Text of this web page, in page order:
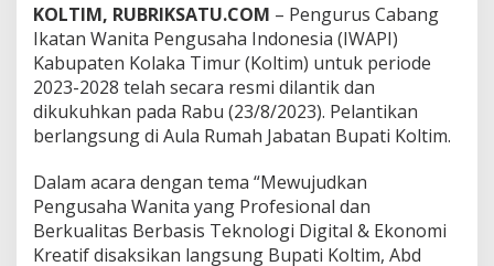
k
u
h
a
n
KOLTIM, RUBRIKSATU.COM – Pengurus Cabang
Ikatan Wanita Pengusaha Indonesia (IWAPI)
Kabupaten Kolaka Timur (Koltim) untuk periode
2023-2028 telah secara resmi dilantik dan
dikukuhkan pada Rabu (23/8/2023). Pelantikan
berlangsung di Aula Rumah Jabatan Bupati Koltim.
Dalam acara dengan tema “Mewujudkan
Pengusaha Wanita yang Profesional dan
Berkualitas Berbasis Teknologi Digital & Ekonomi
Kreatif disaksikan langsung Bupati Koltim, Abd